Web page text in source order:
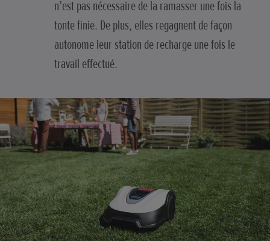
n’est pas nécessaire de la ramasser une fois la
tonte finie. De plus, elles regagnent de façon
autonome leur station de recharge une fois le
travail effectué.